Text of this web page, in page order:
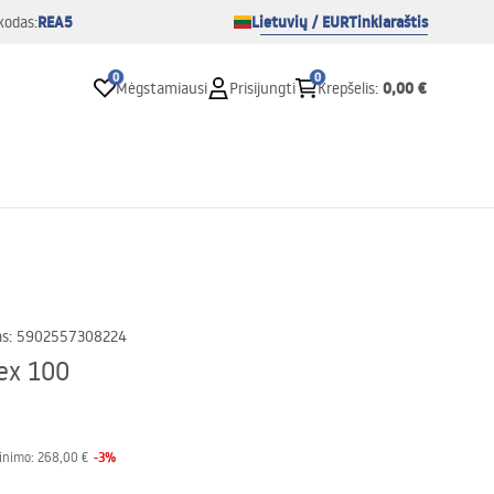
REA5 Lietuvių / EURTinklaraštis
0
Mėgstamiausi Prisijungti
0
Krepšelis: 0,00 €
: 5902557308224
100
268,00 € -3%